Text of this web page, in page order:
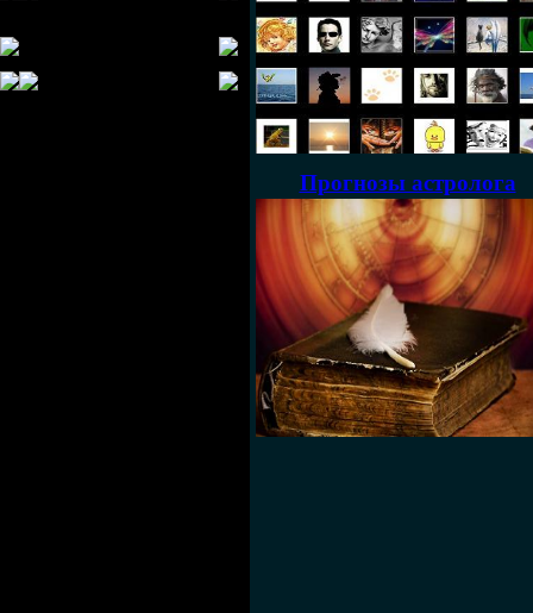
Прогнозы астролога